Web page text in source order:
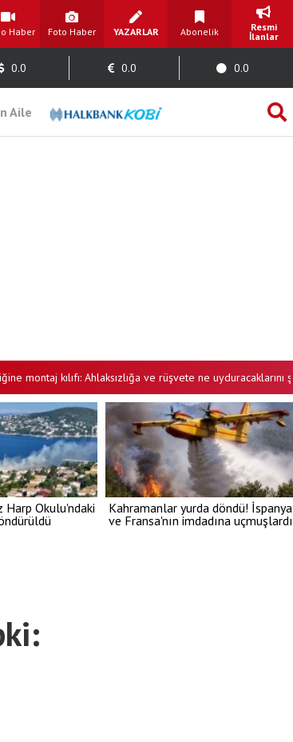
Haber Foto Haber YAZARLAR Abonelik
Resmi
İlanlar
0.0 0.0 0.0
Aile
kılıfı: Ahlaksızlığa ve rüşvete ne uyduracaklarını şaşırdılar
Harp Okulu'ndaki
Kahramanlar yurda döndü! İspanya
ve Fransa'nın imdadına uçmuşlardı